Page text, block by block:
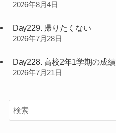
2026年8月4日
Day229. 帰りたくない
2026年7月28日
Day228. 高校2年1学期の成績
2026年7月21日